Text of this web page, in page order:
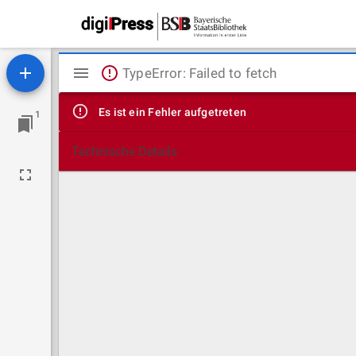
1
Mirador
Viewer
TypeError: Failed to fetch
Es ist ein Fehler aufgetreten
Technische Details